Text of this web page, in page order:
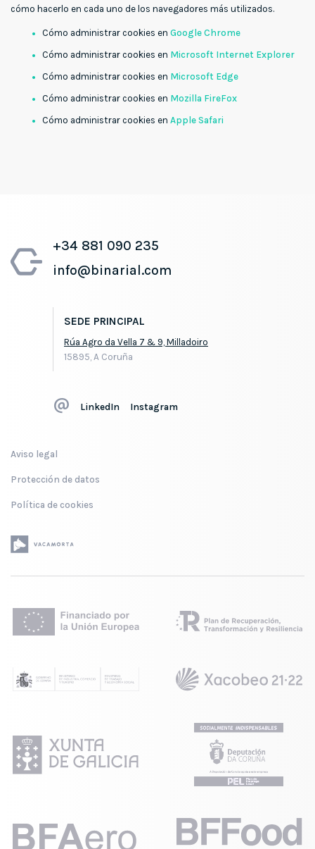
cómo hacerlo en cada uno de los navegadores más utilizados.
Cómo administrar cookies en Google Chrome
Cómo administrar cookies en Microsoft Internet Explorer
Cómo administrar cookies en Microsoft Edge
Cómo administrar cookies en Mozilla FireFox
Cómo administrar cookies en Apple Safari
+34 881 090 235
info@binarial.com
SEDE PRINCIPAL
Rúa Agro da Vella 7 & 9, Milladoiro
15895, A Coruña
LinkedIn Instagram
Aviso legal
Protección de datos
Política de cookies